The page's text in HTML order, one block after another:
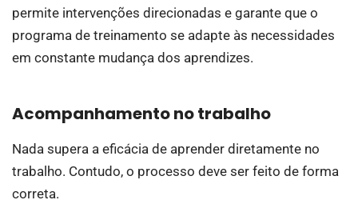
permite intervenções direcionadas e garante que o
programa de treinamento se adapte às necessidades
em constante mudança dos aprendizes.
Acompanhamento no trabalho
Nada supera a eficácia de aprender diretamente no
trabalho. Contudo, o processo deve ser feito de forma
correta.